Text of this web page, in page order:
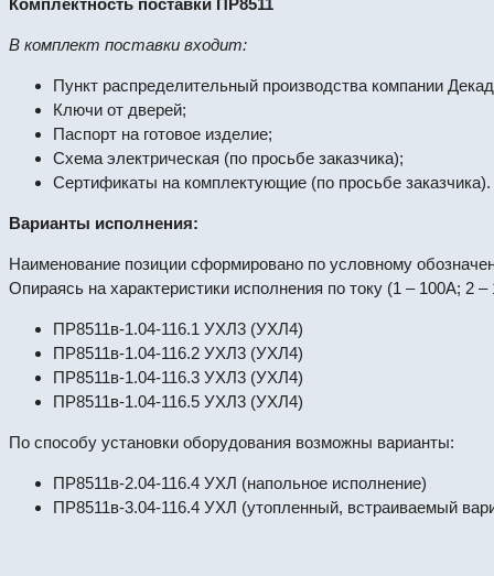
В комплект поставки входит:
Пункт распределительный производства компании
Ключи от дверей;
Паспорт на готовое изделие;
Схема электрическая (по просьбе заказчика);
Сертификаты на комплектующие (по просьбе заказчика).
Варианты исполнения:
Наименование позиции сформировано по условному
Опираясь на характеристики исполнения по току (1 – 100А;
ПР8511в-1.04-116.1 УХЛ3 (УХЛ4)
ПР8511в-1.04-116.2 УХЛ3 (УХЛ4)
ПР8511в-1.04-116.3 УХЛ3 (УХЛ4)
ПР8511в-1.04-116.5 УХЛ3 (УХЛ4)
По способу установки оборудования возможны варианты:
ПР8511в-2.04-116.4 УХЛ (напольное исполнение)
ПР8511в-3.04-116.4 УХЛ (утопленный, встраиваемый